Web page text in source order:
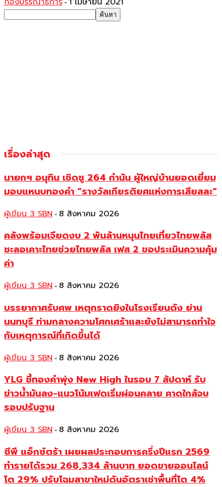
-
เรื่องล่าสุด
นายกฯ อนุทิน เชิดชู 264 กำนัน ผู้ใหญ่บ้านยอดเยี่ยม
มอบแหนบทองคำ “รางวัลเกียรติยศแห่งการเสียสละ”
ผู้เขียน 3 SBN - 8 สิงหาคม 2026
คลังพร้อมเจียดงบ 2 พันล้านหนุนไทยเที่ยวไทยพลัส
ชะลอเคาะไทยช่วยไทยพลัส เฟส 2 ขอประเมินความคุ้ม
ค่า
ผู้เขียน 3 SBN - 8 สิงหาคม 2026
บรรยากาศรับศพ เหตุกราดยิงในโรงเรียนดัง ย่าน
นนทบุรี ท่ามกลางความโศกเศร้าและยังไม่สามารถทำใจ
กับเหตุการณ์ที่เกิดขึ้นได้
ผู้เขียน 3 SBN - 8 สิงหาคม 2026
YLG ชี้ทองคำพุ่ง New High ในรอบ 7 สัปดาห์ รับ
ข่าวน้ำมันลง-แนวโน้มเฟดเริ่มผ่อนคลาย คาดใกล้จบ
รอบปรับฐาน
ผู้เขียน 3 SBN - 8 สิงหาคม 2026
ซีพี แอ็กซ์ตร้า เผยผลประกอบการครึ่งปีแรก 2569
ทำรายได้รวม 268,334 ล้านบาท ยอดขายออนไลน์
โต 29% ปรับโฉมสาขาใหม่ดันอัตราเช่าพื้นที่โต 4%